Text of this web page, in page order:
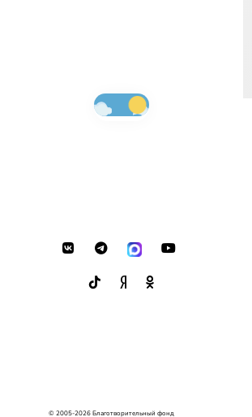
© 2005-2026 Благотворительный фонд